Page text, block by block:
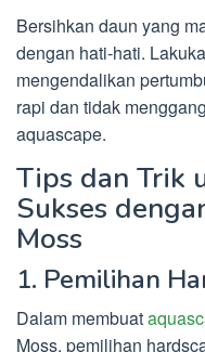
Bersihkan daun yang
dengan hati-hati.
mengendalikan
rapi dan tidak
aquascape.
Tips dan Trik
Sukses
Moss
1. Pemilihan
Dalam membuat
Moss, pemilihan